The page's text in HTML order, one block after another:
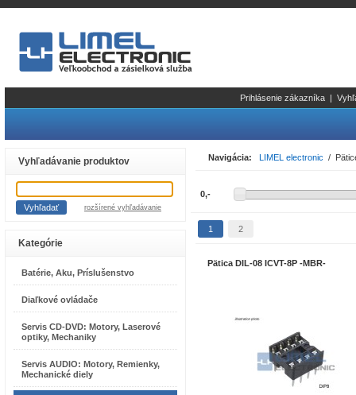
Prihlásenie zákazníka |
Vyhľadávanie produktov
rozšírené vyhľadávanie
Kategórie
Batérie, Aku, Príslušenstvo
Diaľkové ovládače
Servis CD-DVD: Motory, Laserové
optiky, Mechaniky
Servis AUDIO: Motory, Remienky,
Mechanické diely
Navigácia: LIMEL electronic /
1 2
Pätica DIL-08 ICVT-8P -MBR-